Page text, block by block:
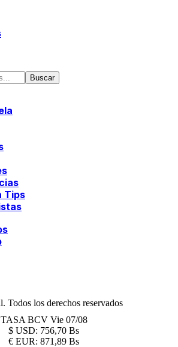
Tips
Todos los derechos reservados
TASA BCV Vie 07/08
$ USD: 756,70 Bs
€ EUR: 871,89 Bs